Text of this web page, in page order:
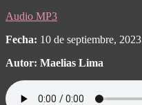
Audio MP3
Fecha: 10 de septiembre, 2023
Autor: Maelias Lima